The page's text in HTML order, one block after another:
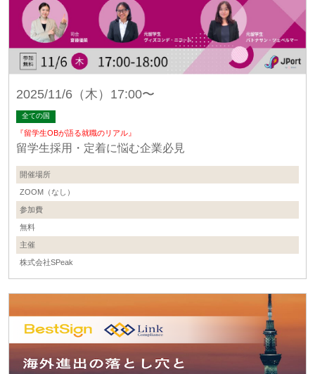
2025/11/6（木）17:00〜
全ての国
『留学生OBが語る就職のリアル』
留学生採用・定着に悩む企業必見
開催場所
ZOOM（なし）
参加費
無料
主催
株式会社SPeak